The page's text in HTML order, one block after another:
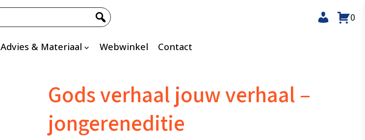
Advies & Materiaal Webwinkel Contact
0
Gods verhaal jouw verhaal –
jongereneditie